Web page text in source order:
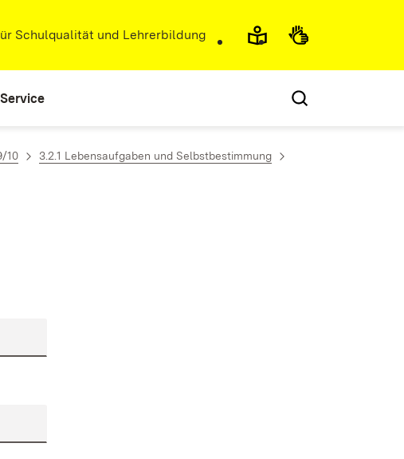
Fenster)
Schulqualität und Lehrerbildung
Service
10
3.2.1 Lebensaufgaben und Selbstbestimmung